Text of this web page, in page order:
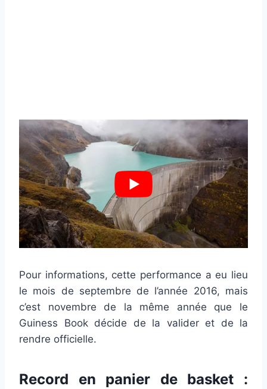
Pour informations, cette performance a eu lieu
le mois de septembre de l’année 2016, mais
c’est novembre de la même année que le
Guiness Book décide de la valider et de la
rendre officielle.
Record en panier de basket :